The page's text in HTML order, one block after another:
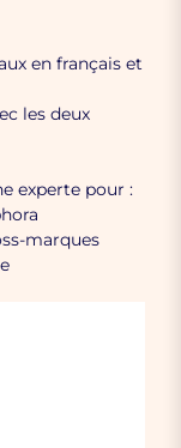
en français et
les deux
experte pour :
marques